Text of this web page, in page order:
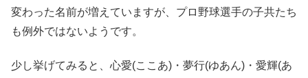
変わった名前が増えていますが、プロ野球選手の子共たち
も例外ではないようです。
少し挙げてみると、心愛(ここあ)・夢行(ゆあん)・愛輝(あ